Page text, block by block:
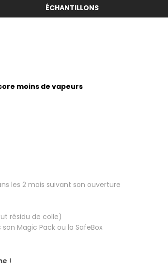
ÉCHANTILLONS
moins de vapeurs
les 2 mois suivant son ouverture
résidu de colle)
Magic Pack ou la SafeBox
!